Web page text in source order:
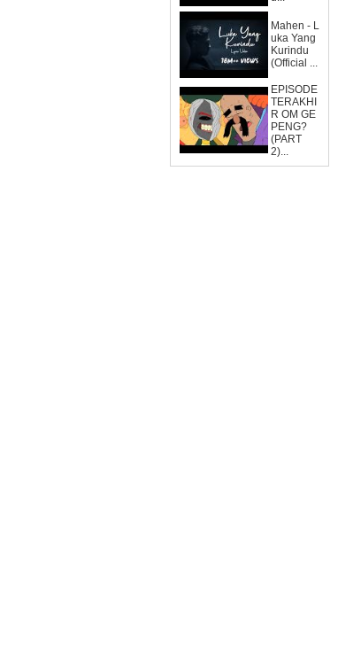
Mahen - L
uka Yang
Kurindu
(Official ...
EPISODE
TERAKHI
R OM GE
PENG?
(PART
2)...